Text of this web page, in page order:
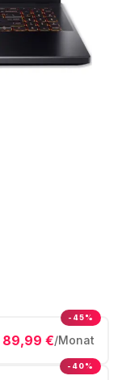
89,99 €/Monat
-45%
-40%